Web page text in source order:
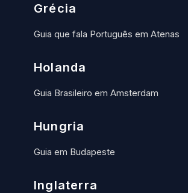
Grécia
Guia que fala Português em Atenas
Holanda
Guia Brasileiro em Amsterdam
Hungria
Guia em Budapeste
Inglaterra